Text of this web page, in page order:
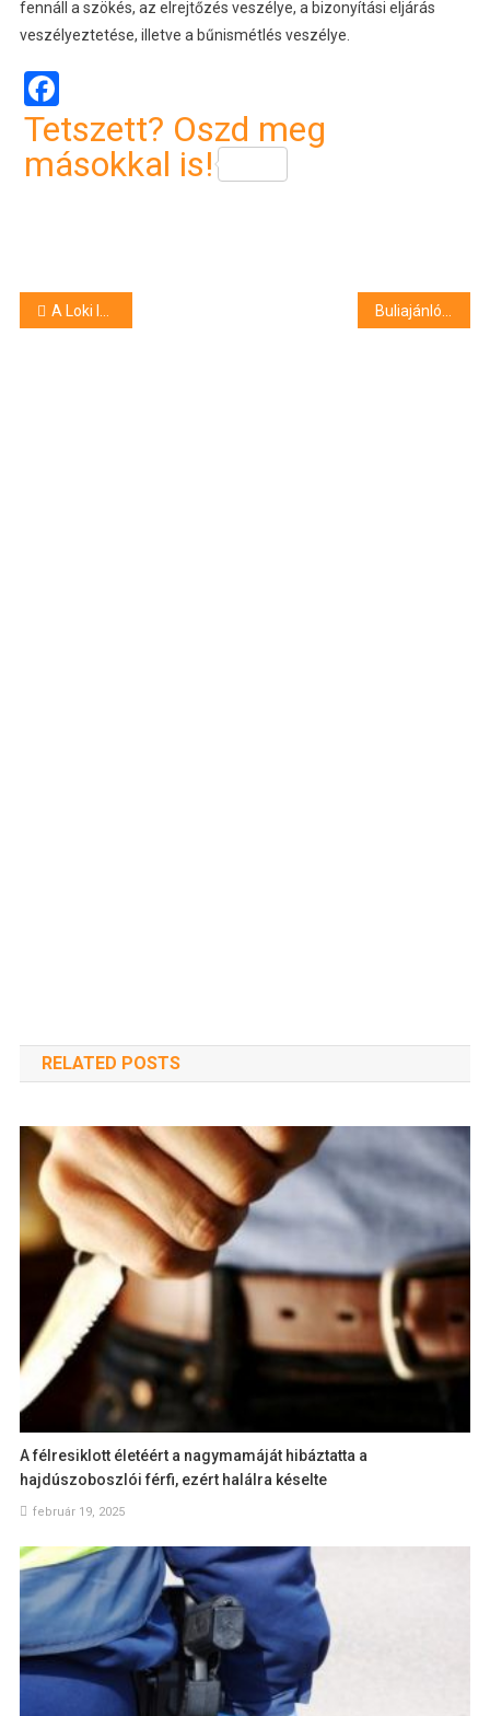
fennáll a szökés, az elrejtőzés veszélye, a bizonyítási eljárás
veszélyeztetése, illetve a bűnismétlés veszélye.
Facebook
Tetszett? Oszd meg
másokkal is!
Bejegyzés
A Loki legyőzte az eddig százszázalékos Videotont
RELATED POSTS
A félresiklott életéért a nagymamáját hibáztatta a
hajdúszoboszlói férfi, ezért halálra késelte
február 19, 2025